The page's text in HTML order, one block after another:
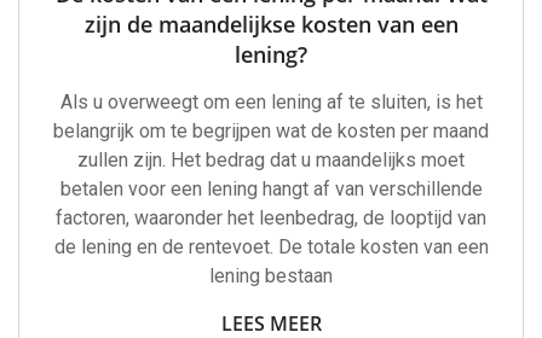
zijn de maandelijkse kosten van een
lening?
Als u overweegt om een lening af te sluiten, is het
belangrijk om te begrijpen wat de kosten per maand
zullen zijn. Het bedrag dat u maandelijks moet
betalen voor een lening hangt af van verschillende
factoren, waaronder het leenbedrag, de looptijd van
de lening en de rentevoet. De totale kosten van een
lening bestaan
LEES MEER